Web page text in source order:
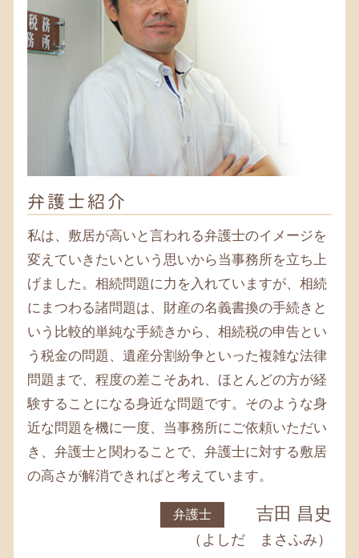
相続税 基礎控除額
二次相続 とは
相続税 相模原 弁護士
相続 町田 税理士
遺言書 茅ヶ崎 税理士
相続 相模原 税理士
遺言書 相模原 弁護士
相続 相模原 弁護士
相続 大和 税理士
遺言書 寒川 弁護士
相続税 藤沢市 弁護士
遺言書 平塚 弁護士
相続税 平塚 弁護士
相続税 相模原 税理士
弁護士紹介
私は、敷居が高いと言われる弁護士のイメージを
変えていきたいという思いから当事務所を立ち上
げました。相続問題に力を入れていますが、相続
にまつわる諸問題は、財産の名義書換の手続きと
いう比較的単純な手続きから、相続税の申告とい
う税金の問題、遺産分割紛争といった複雑な法律
問題まで、程度の差こそあれ、ほとんどの方が経
験することになる身近な問題です。そのような身
近な問題を機に一度、当事務所にご依頼いただい
き、弁護士と関わることで、弁護士に対する敷居
の高さが解消できればと考えています。
弁護士 吉田 昌史
（よしだ まさふみ）